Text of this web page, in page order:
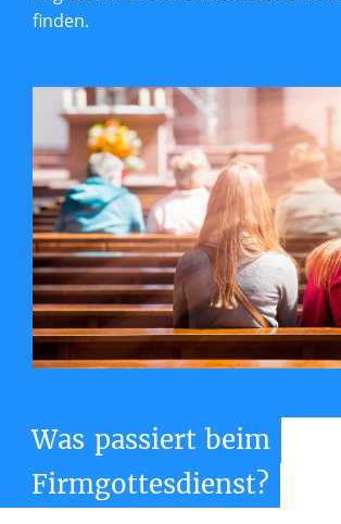
finden.
Was passiert beim
Firmgottesdienst?